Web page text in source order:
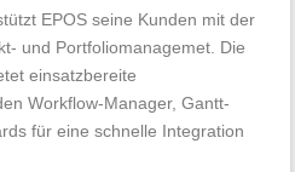
EPOS seine Kunden mit der
und Portfoliomanagemet. Die
einsatzbereite
Workflow-Manager, Gantt-
für eine schnelle Integration